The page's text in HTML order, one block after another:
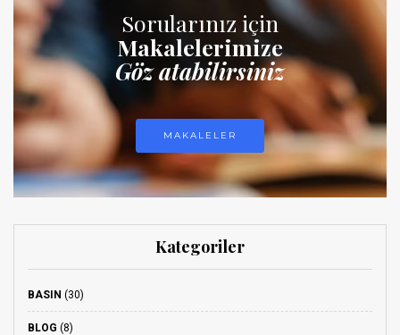
Sorularınız için
Makalelerimize
Göz atabilirsiniz
MAKALELER
Kategoriler
BASIN (30)
BLOG (8)